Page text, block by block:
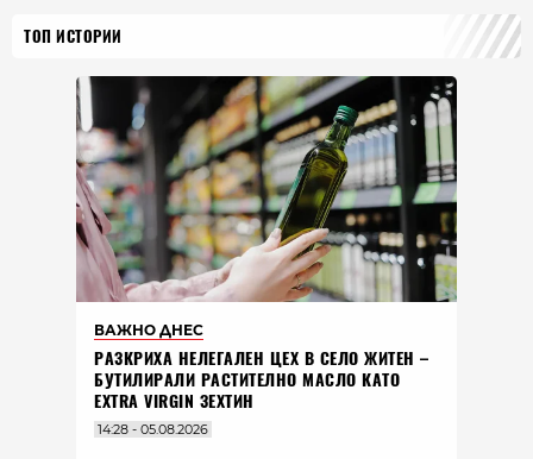
ТОП ИСТОРИИ
ВАЖНО ДНЕС
РАЗКРИХА НЕЛЕГАЛЕН ЦЕХ В СЕЛО ЖИТЕН –
БУТИЛИРАЛИ РАСТИТЕЛНО МАСЛО КАТО
EXTRA VIRGIN ЗЕХТИН
14:28 - 05.08.2026